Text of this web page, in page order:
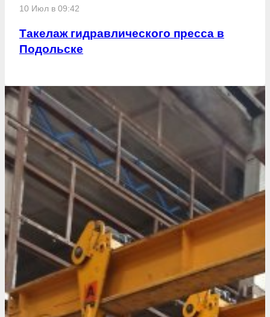
10 Июл в 09:42
Такелаж гидравлического пресса в
Подольске